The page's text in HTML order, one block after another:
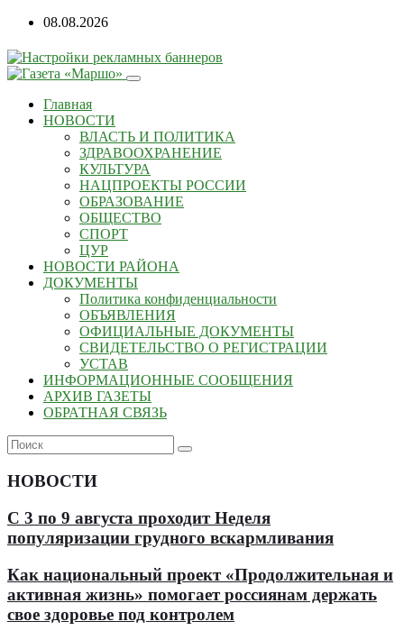
Перейти
содержанию
08.08.2026
Главная
НОВОСТИ
ВЛАСТЬ И ПОЛИТИКА
ЗДРАВООХРАНЕНИЕ
КУЛЬТУРА
НАЦПРОЕКТЫ РОССИИ
ОБРАЗОВАНИЕ
ОБЩЕСТВО
СПОРТ
ЦУР
НОВОСТИ РАЙОНА
ДОКУМЕНТЫ
Политика конфиденциальности
ОБЪЯВЛЕНИЯ
ОФИЦИАЛЬНЫЕ ДОКУМЕНТЫ
СВИДЕТЕЛЬСТВО О РЕГИСТРАЦИИ
УСТАВ
ИНФОРМАЦИОННЫЕ СООБЩЕНИЯ
АРХИВ ГАЗЕТЫ
ОБРАТНАЯ СВЯЗЬ
НОВОСТИ
С 3 по 9 августа проходит Неделя
популяризации грудного вскармливания
Как национальный проект «Продолжительная и
активная жизнь» помогает россиянам держать
свое здоровье под контролем